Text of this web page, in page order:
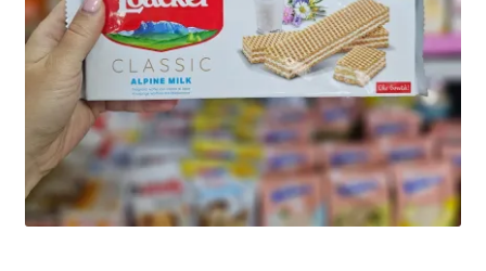
DETERGENT
SOLUȚII CURĂȚENIE
ÎNGRIJIRE
PERSONALĂ